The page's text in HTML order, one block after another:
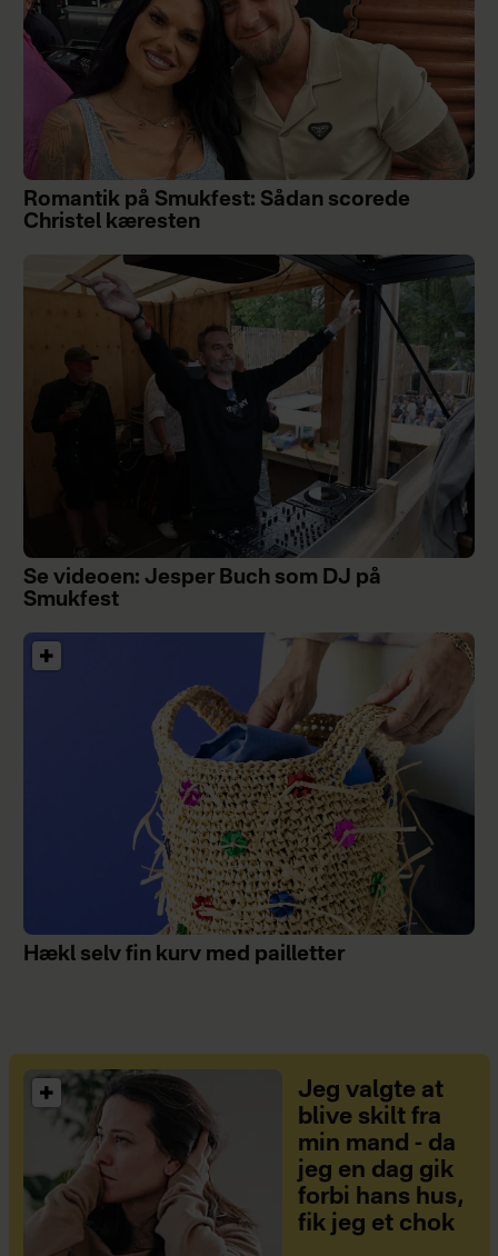
Romantik på Smukfest: Sådan scorede
Christel kæresten
Se videoen: Jesper Buch som DJ på
Smukfest
Hækl selv fin kurv med pailletter
Jeg valgte at
blive skilt fra
min mand - da
jeg en dag gik
forbi hans hus,
fik jeg et chok